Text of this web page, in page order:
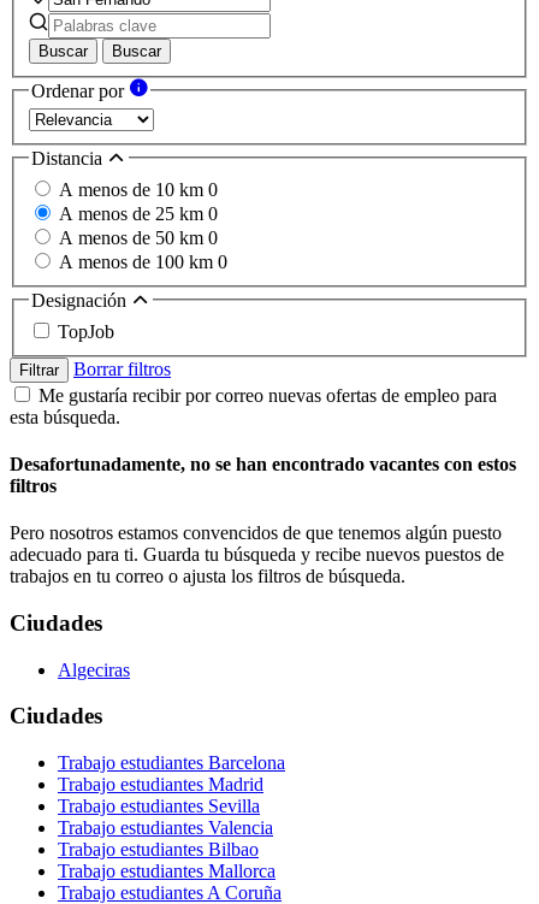
Buscar Buscar
Ordenar por
Distancia
A menos de 10 km 0
A menos de 25 km 0
A menos de 50 km 0
A menos de 100 km 0
Designación
TopJob
Filtrar
Borrar filtros
Me gustaría recibir por correo nuevas ofertas de empleo para
esta búsqueda.
Desafortunadamente, no se han encontrado vacantes con estos
filtros
Pero nosotros estamos convencidos de que tenemos algún puesto
adecuado para ti. Guarda tu búsqueda y recibe nuevos puestos de
trabajos en tu correo o ajusta los filtros de búsqueda.
Ciudades
Algeciras
Ciudades
Trabajo estudiantes Barcelona
Trabajo estudiantes Madrid
Trabajo estudiantes Sevilla
Trabajo estudiantes Valencia
Trabajo estudiantes Bilbao
Trabajo estudiantes Mallorca
Trabajo estudiantes A Coruña